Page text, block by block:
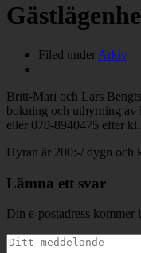
Filed under Arkiv
Britt-Mari och Lars
bokning och uthyrning av
eller 070-8940475 efter
Hyran är 200:-/ dygn och
Lämna ett svar
Din e-postadress kommer